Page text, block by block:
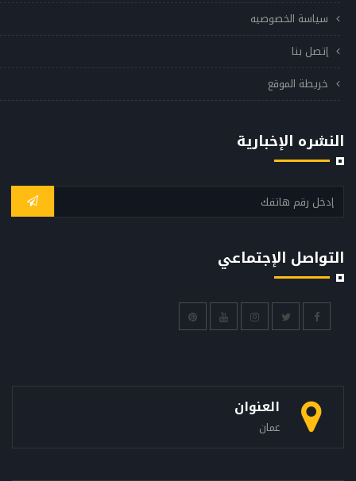
سياسة الخصوصيه
إتصل بنا
خريطة الموقع
النشره الإخبارية
التواصل الإجتماعي
العنوان
عمان